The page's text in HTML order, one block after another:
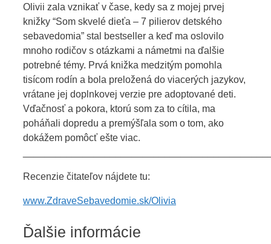
Olivii zala vznikať v čase, kedy sa z mojej prvej
knižky “Som skvelé dieťa – 7 pilierov detského
sebavedomia” stal bestseller a keď ma oslovilo
mnoho rodičov s otázkami a námetmi na ďalšie
potrebné témy. Prvá knižka medzitým pomohla
tisícom rodín a bola preložená do viacerých jazykov,
vrátane jej doplnkovej verzie pre adoptované deti.
Vďačnosť a pokora, ktorú som za to cítila, ma
poháňali dopredu a premýšľala som o tom, ako
dokážem pomôcť ešte viac.
Recenzie čitateľov nájdete tu:
www.ZdraveSebavedomie.sk/Olivia
Ďalšie informácie